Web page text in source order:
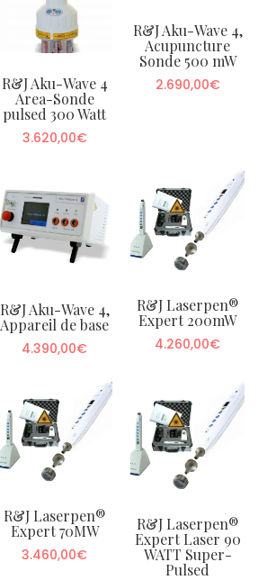
R&J Aku-Wave 4
Area-Sonde
pulsed 300 Watt
3.620,00€
R&J Aku-Wave 4,
Acupuncture
Sonde 500 mW
2.690,00€
R&J Aku-Wave 4,
Appareil de base
4.390,00€
R&J Laserpen®
Expert 200mW
4.260,00€
R&J Laserpen®
Expert 70MW
3.460,00€
R&J Laserpen®
Expert Laser 90
WATT Super-
Pulsed